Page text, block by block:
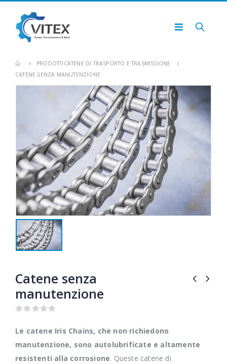
PRODOTTI CATENE DI TRASPORTO E TRASMISSIONE
CATENE SENZA MANUTENZIONE
Catene senza
manutenzione
Le catene Iris Chains, che non richiedono
manutenzione, sono autolubrificate e altamente
resistenti alla corrosione. Queste catene di